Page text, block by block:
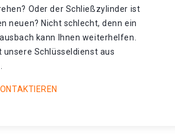
Oder der Schließzylinder ist
neuen? Nicht schlecht, denn ein
kann Ihnen weiterhelfen.
unsere Schlüsseldienst aus